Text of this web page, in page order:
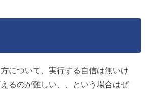
について、実行する自信は無いけ
るのが難しい、、という場合はぜ